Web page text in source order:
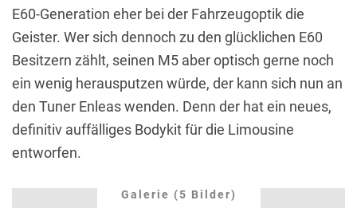
E60-Generation eher bei der Fahrzeugoptik die
Geister. Wer sich dennoch zu den glücklichen E60
Besitzern zählt, seinen M5 aber optisch gerne noch
ein wenig herausputzen würde, der kann sich nun an
den Tuner Enleas wenden. Denn der hat ein neues,
definitiv auffälliges Bodykit für die Limousine
entworfen.
Galerie (5 Bilder)